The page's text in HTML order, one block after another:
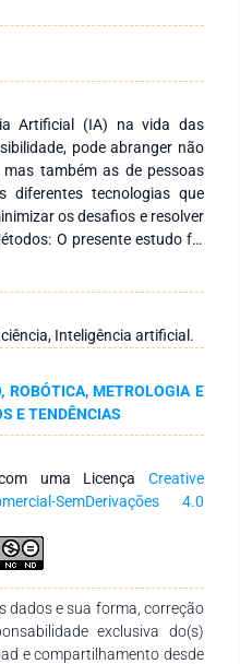
Artificial (IA) na vida das
pode abranger não
também as de pessoas
diferentes tecnologias que
os desafios e resolver
O presente estudo foi
bibliográfica com perfil
usando descritores –
– relacionados ao tema
Os dados obtidos
e tabelas, de forma a
científicas que
Brasil ainda são pequenas
de IA em geral, sem
busca, percebe-se que o
todo o mundo. Conclusão:
pensado não apenas para
com deficiências, sejam
sobre essa temática tem
em desenvolvimento
ainda há um longo
ao uso da inteligência
Inteligência artificial.
ROBÓTICA, METROLOGIA E
E TENDÊNCIAS
uma Licença Creative
SemDerivações 4.0
dados e sua forma, correção
exclusiva do(s)
e compartilhamento desde